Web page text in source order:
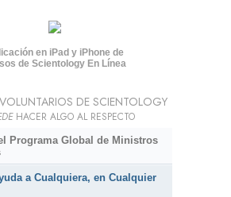
en iPad y iPhone de
de Scientology En Línea
DE SCIENTOLOGY
HACER ALGO AL RESPECTO
Programa Global de Ministros
a Cualquiera, en Cualquier